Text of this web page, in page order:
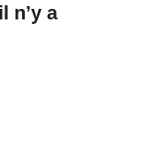
n’y a